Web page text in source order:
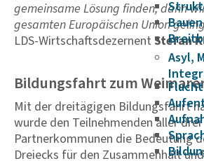
Asyl,
gemeinsame Lösung finden, dann
gesamten Europäischen Union
LDS-WirtschaftsdezernentStefan
Bildungsfahrt zum
Mit der dreitägigen Bildungsfahrt
wurde den Teilnehmenden aller drei
Partnerkommunen die Bedeutung
Dreiecks für den Zusammenhalt